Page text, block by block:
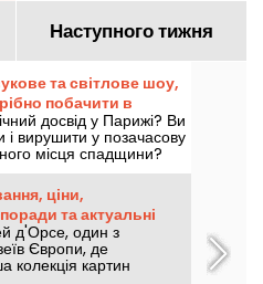
Наступного тижня
та світлове шоу,
побачити в
досвід у Парижі? Ви
і вирушити у позачасову
місця спадщини?
для себе AURA
шоу в
з настанням ночі.
серці Дому, яке
так і старим.
ціни,
та актуальні
д'Орсе, один з
Європи, де
колекція картин